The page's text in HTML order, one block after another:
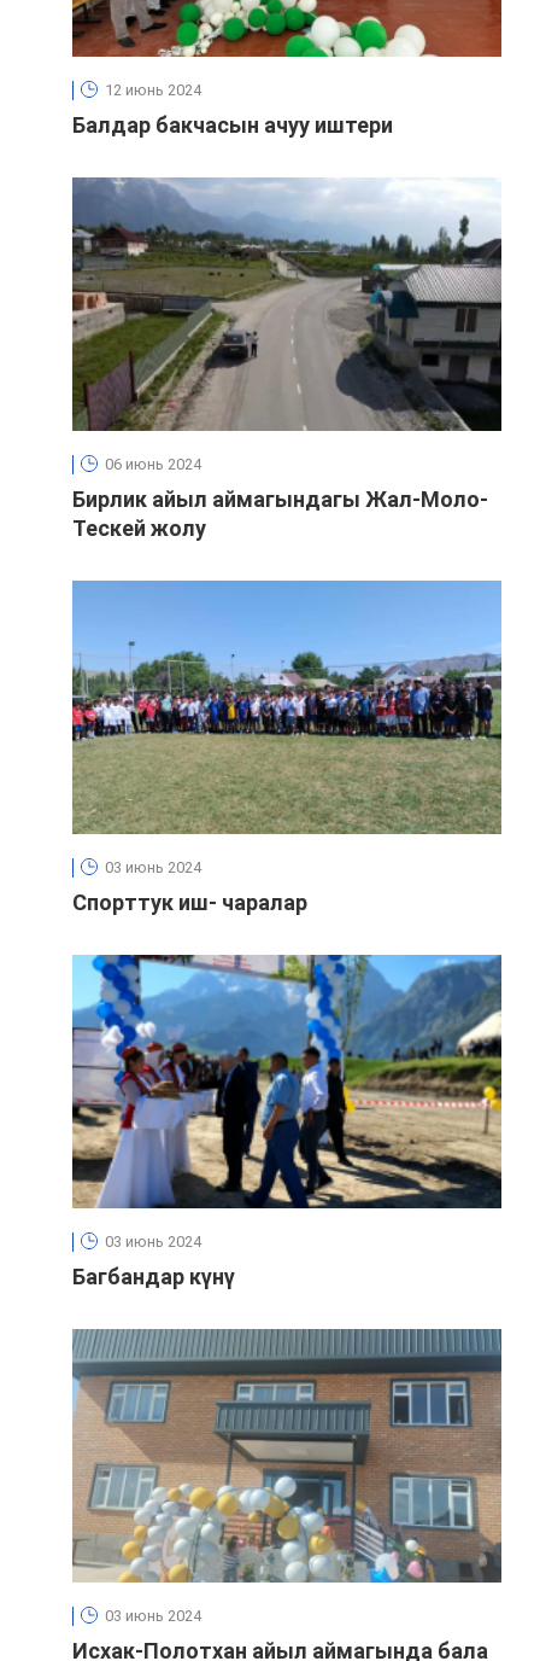
12 июнь 2024
Балдар бакчасын ачуу иштери
06 июнь 2024
Бирлик айыл аймагындагы Жал-Моло-
Тескей жолу
03 июнь 2024
Спорттук иш- чаралар
03 июнь 2024
Багбандар күнү
03 июнь 2024
Исхак-Полотхан айыл аймагында бала